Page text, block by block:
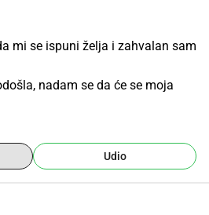
mi se ispuni želja i zahvalan sam
nadam se da će se moja
Udio